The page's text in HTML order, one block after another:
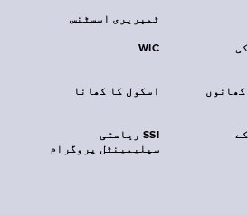
ٹمپریری اسسٹنس
WIC
اسکول کا کھانا
کھانوں
SSI ریاستی
سپلیمینٹل پروگرام